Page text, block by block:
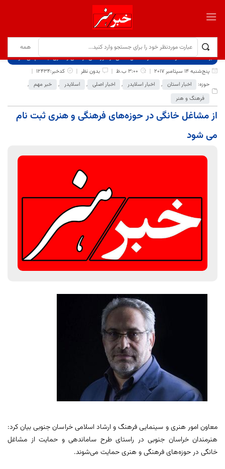
برگ نخست نوشته‌ها
از مشاغل خانگی در حوزه‌های فرهنگی و هنری ثبت نام می شود
پنج‌شنبه 14 سپتامبر 2017
3:00 ب.ظ بدون نظر
کدخبر:12434
حوزه:
اخبار استان , اخبار اسلایدر , اخبار اصلی , اسلایدر , خبر مهم ,
فرهنگ و هنر
از مشاغل خانگی در حوزه‌های فرهنگی و هنری ثبت نام
می شود
معاون امور هنری و سینمایی فرهنگ و ارشاد اسلامی خراسان جنوبی بیان کرد:
هنرمندان خراسان جنوبی در راستای طرح ساماندهی و حمایت از مشاغل
خانگی در حوزه‌های فرهنگی و هنری حمایت می‌شوند.